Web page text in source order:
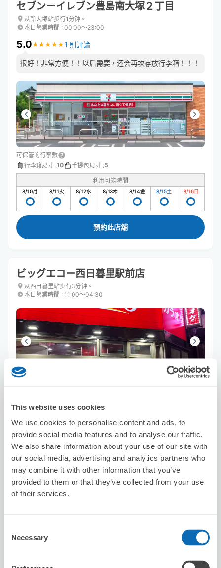
This website uses cookies
We use cookies to personalise content and ads, to
provide social media features and to analyse our traffic.
We also share information about your use of our site with
our social media, advertising and analytics partners who
may combine it with other information that you’ve
provided to them or that they’ve collected from your use
of their services.
Selection
Necessary
セブン－イレブン豊島南大塚２丁目
从新大塚站步行1分钟。
本日營業時間 : 00:00〜23:00
5.0★ ★ ★ ★ ★
★ ★ ★ ★ ★1 則評論
很好！非常方便！！以后需要，还会再次存放行李箱！！！
可保管的行李數
行李箱尺寸 :10 手提包尺寸 :5
利用可能時間
8/10月 8/11火 8/12水 8/13木 8/14金 8/15土 8/16日
預約此店舖
ビッグエコー西日暮里駅前店
从西日暮里站步行3分钟。
本日營業時間 : 11:00〜04:30
利用可能時間
預約此店舖